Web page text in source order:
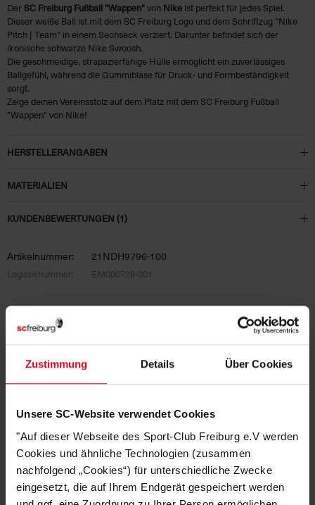
Zustimmung Details Über Cookies
Unsere SC-Website verwendet Cookies
"Auf dieser Webseite des Sport-Club Freiburg e.V werden
Cookies und ähnliche Technologien (zusammen
nachfolgend „Cookies“) für unterschiedliche Zwecke
eingesetzt, die auf Ihrem Endgerät gespeichert werden
Der SC Freiburg Fußball "Wappen"von Nike ist perfekt für jedes Spiel.
Dieser weiße Ball ist mit dem SC Freiburg Logo und dem Schriftzug "Nike
Pitch | Team" in einem Sechseck verziert. Darunter befindet sich der
ikonische schwarze Nike Swoosh.
Die geschmeidige, strapazierfähige Hülle ermöglicht ein zuverlässiges
Ballgefühl, während die Gummiblase für Druck- und Formbeständigkeit
sorgt.
Zeige deinen Vereinsstolz auf dem Platz mit dem SC Freiburg Fußball
"Wappen" von Nike!
HERSTELLERANGABEN
MATERIALIEN
KUNDENBEWERTUNGEN (1)
Artikelnummer: 21NDH9796-100
Logistiknummer: EM000728-001
DAS KÖNNTE DIR AUCH
GEFALLEN